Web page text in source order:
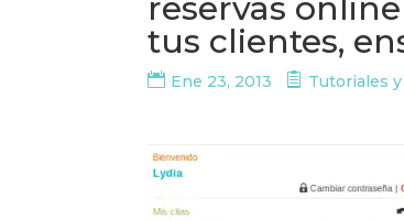
reservas
tus clientes,
Ene 23, 2013 Tutoriales